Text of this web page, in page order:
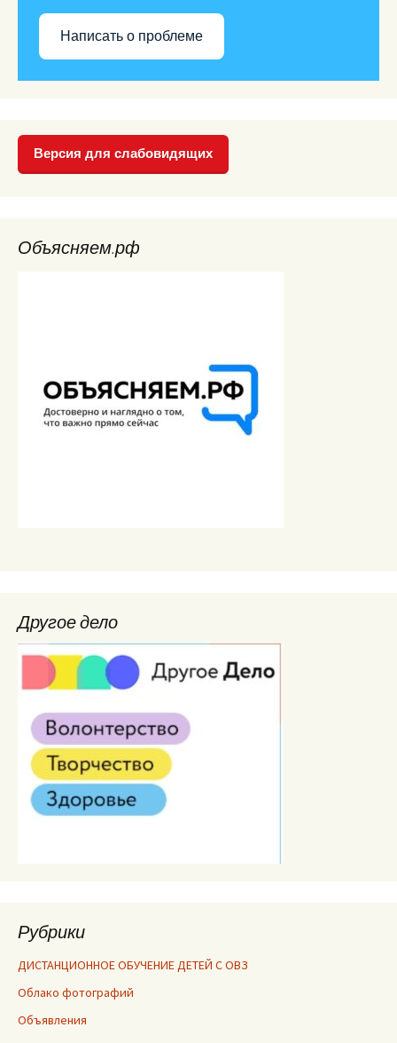
Написать о проблеме
Версия для слабовидящих
Объясняем.рф
Другое дело
Рубрики
ДИСТАНЦИОННОЕ ОБУЧЕНИЕ ДЕТЕЙ С ОВЗ
Облако фотографий
Объявления